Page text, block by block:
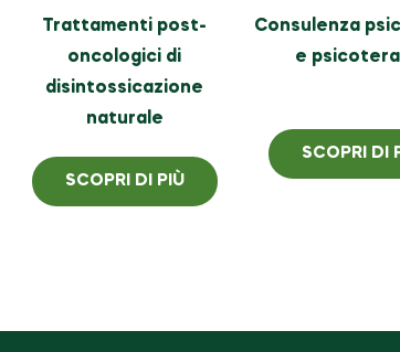
Trattamenti post-
oncologici di
disintossicazione
naturale
SCOPRI DI PIÙ
Consulenza
e
SCOPRI DI